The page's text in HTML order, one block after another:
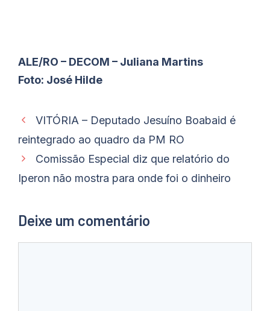
ALE/RO – DECOM – Juliana Martins
Foto: José Hilde
VITÓRIA – Deputado Jesuíno Boabaid é
reintegrado ao quadro da PM RO
Comissão Especial diz que relatório do
Iperon não mostra para onde foi o dinheiro
Deixe um comentário